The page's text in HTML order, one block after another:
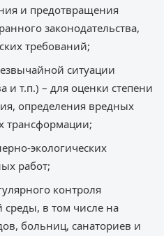
и предотвращения
законодательства,
требований;
ситуации
и т.п.) – для оценки степени
определения вредных
трансформации;
экологических
работ;
контроля
в том числе на
больниц, санаториев и